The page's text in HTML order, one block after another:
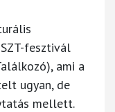
fesztivál
ami a
ugyan, de
mellett.